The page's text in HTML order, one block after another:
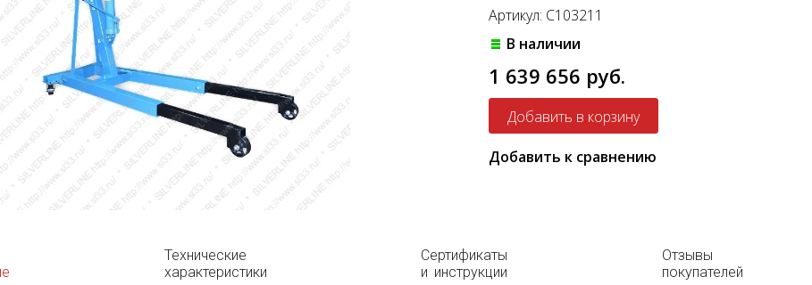
Артикул: C103211
В наличии
1 639 656 руб.
Добавить к сравнению
Технические
характеристики
Сертификаты
и инструкции
Отзывы
покупателей